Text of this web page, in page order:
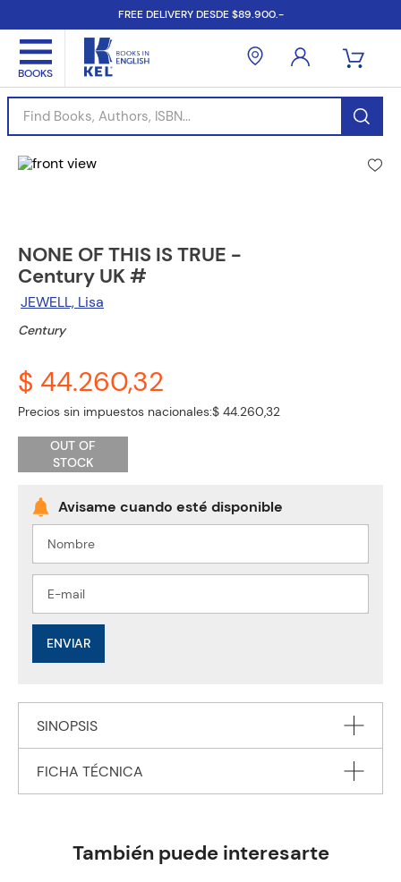
FREE DELIVERY DESDE $89.900.-
Find Books, Authors, ISBN...
NONE OF THIS IS TRUE -
Century UK #
JEWELL, Lisa
Century
$ 44.260,32
Precios sin impuestos nacionales:$ 44.260,32
OUT OF
STOCK
ENVIAR
SINOPSIS
FICHA TÉCNICA
Editorial PENGUIN BOOKS Ltd.
También puede interesarte